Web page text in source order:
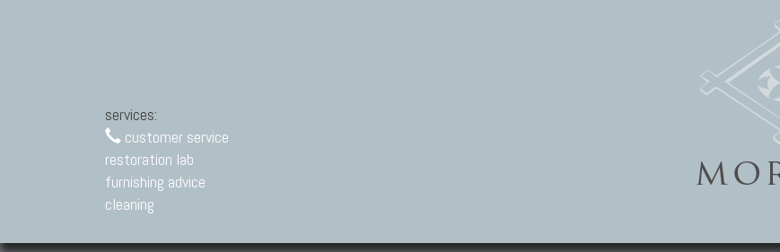
services:
customer service
restoration lab
furnishing advice
cleaning